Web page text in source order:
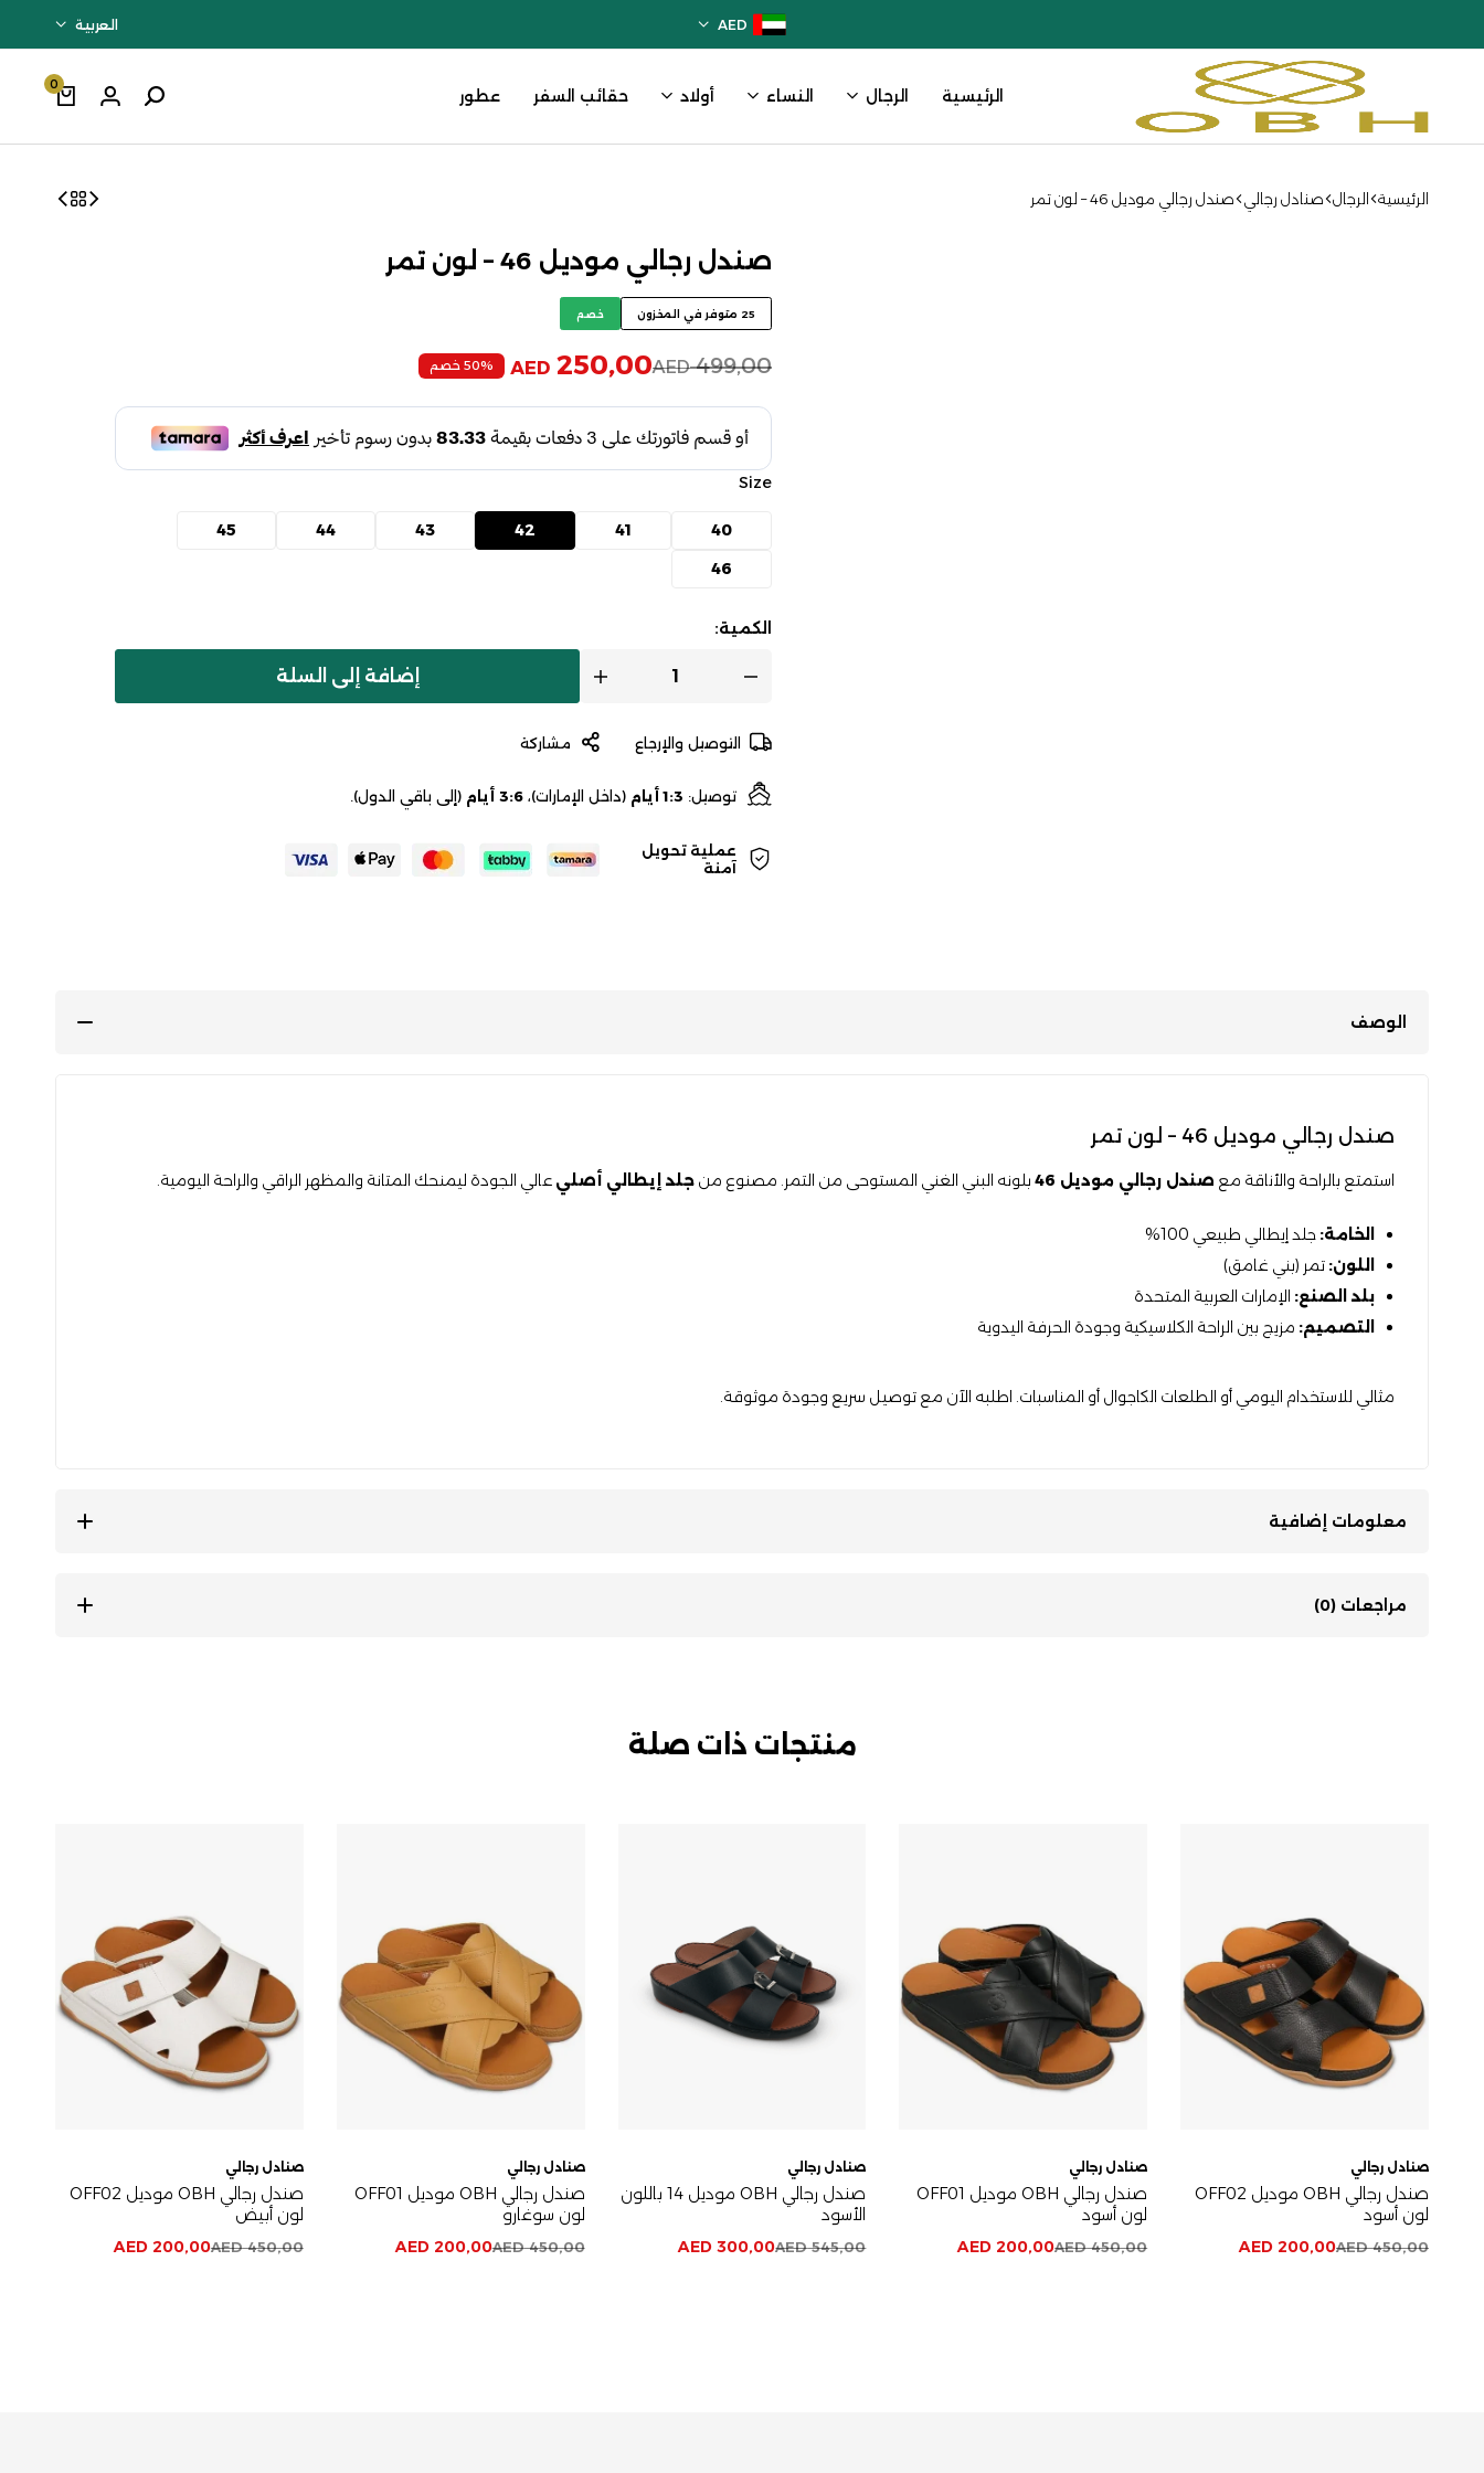
AED العربية
أو
إتش
الرئيسية الرجال النساء أولاد حقائب السفر عطور
0
الرئيسية الرجال صنادل رجالي صندل رجالي موديل 46 – لون تمر
صندل رجالي موديل 46 – لون تمر
25 متوفر في المخزون خصم
AED499,00
AED 250,00 50% خصم
Size
40
41
42
43
44
45
46
الكمية:
إضافة إلى السلة
التوصيل والإرجاع مشاركة
توصيل: 1:3 أيام (داخل الإمارات)، 3:6 أيام (إلى باقي الدول).
عملية تحويل
آمنة
الوصف
صندل رجالي موديل 46 – لون تمر
استمتع بالراحة والأناقة مع صندل رجالي موديل 46 بلونه البني الغني المستوحى من التمر. مصنوع من جلد إيطالي أصلي عالي الجودة ليمنحك المتانة والمظهر الراقي والراحة اليومية.
الخامة: جلد إيطالي طبيعي 100%
اللون: تمر (بني غامق)
بلد الصنع: الإمارات العربية المتحدة
التصميم: مزيج بين الراحة الكلاسيكية وجودة الحرفة اليدوية
مثالي للاستخدام اليومي أو الطلعات الكاجوال أو المناسبات. اطلبه الآن مع توصيل سريع وجودة موثوقة.
معلومات إضافية
مراجعات (0)
منتجات ذات صلة
صنادل رجالي
صندل رجالي OBH موديل OFF02
لون أسود
AED450,00
AED 200,00
صنادل رجالي
صندل رجالي OBH موديل OFF01
لون أسود
AED450,00
AED 200,00
صنادل رجالي
صندل رجالي OBH موديل 14 باللون
الأسود
AED545,00
AED 300,00
صنادل رجالي
صندل رجالي OBH موديل OFF01
لون سوغارو
AED450,00
AED200,00
صنادل رجالي
صندل رجالي OBH موديل OFF02
لون أبيض
AED450,00
AED200,00